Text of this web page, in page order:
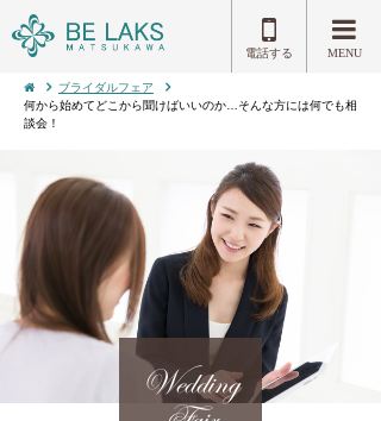
電話する MENU
ブライダルフェア
何から始めてどこから聞けばいいのか…そんな方には何でも相
談会！
Wedding